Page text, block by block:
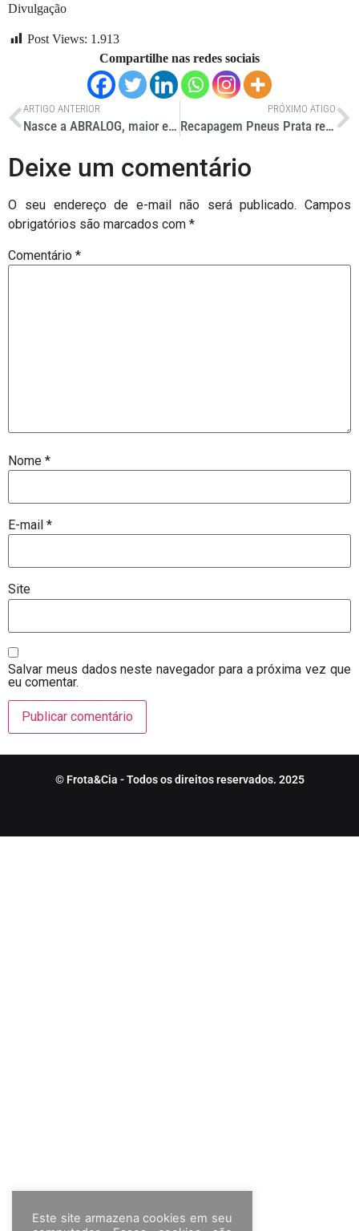
Divulgação
Post Views: 1.913
Compartilhe nas redes sociais
ARTIGO ANTERIOR
Nasce a ABRALOG, maior entidade de logística do país
PRÓXIMO ATIGO
Recapagem Pneus Prata recebe registro no Inmetro
Deixe um comentário
O seu endereço de e-mail não será publicado. Campos
obrigatórios são marcados com *
Comentário *
Nome *
E-mail *
Site
Salvar meus dados neste navegador para a próxima vez que
eu comentar.
© Frota&Cia - Todos os direitos reservados. 2025
Este site armazena cookies em seu